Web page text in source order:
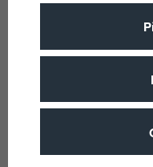
EANs